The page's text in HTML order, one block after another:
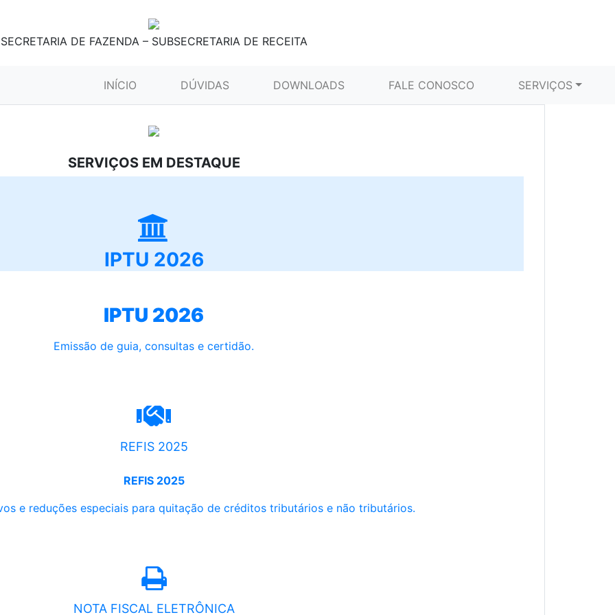
SECRETARIA DE FAZENDA – SUBSECRETARIA DE RECEITA
INÍCIO (CURRENT)DÚVIDAS DOWNLOADS FALE CONOSCO SERVIÇOS
SERVIÇOS EM DESTAQUE
IPTU 2026
IPTU 2026
Emissão de guia, consultas e certidão.
REFIS 2025
REFIS 2025
e reduções especiais para quitação de créditos tributários e não tributários.
NOTA FISCAL ELETRÔNICA